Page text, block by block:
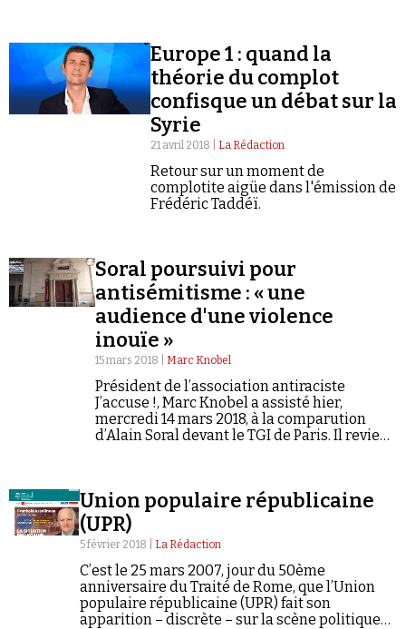
Europe 1 : quand la
théorie du complot
confisque un débat sur la
Syrie
21 avril 2018 | La Rédaction
Retour sur un moment de
complotite aigüe dans l'émission de
Frédéric Taddéï.
Soral poursuivi pour
antisémitisme : « une
audience d'une violence
inouïe »
15 mars 2018 | Marc Knobel
Président de l’association antiraciste
J’accuse !, Marc Knobel a assisté hier,
mercredi 14 mars 2018, à la comparution
d’Alain Soral devant le TGI de Paris. Il revient
Union populaire républicaine
(UPR)
5 février 2018 | La Rédaction
C’est le 25 mars 2007, jour du 50ème
anniversaire du Traité de Rome, que l’Union
populaire républicaine (UPR) fait son
apparition – discrète – sur la scène politique